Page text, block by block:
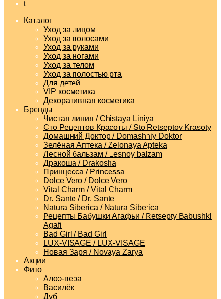
t
Каталог
Уход за лицом
Уход за волосами
Уход за руками
Уход за ногами
Уход за телом
Уход за полостью рта
Для детей
VIP косметика
Декоративная косметика
Бренды
Чистая линия / Chistaya Liniya
Сто Рецептов Красоты / Sto Retseptov Krasoty
Домашний Доктор / Domashniy Doktor
Зелёная Аптека / Zelonaya Apteka
Лесной бальзам / Lesnoy balzam
Дракоша / Drakosha
Принцесса / Princessa
Dolce Vero / Dolce Vero
Vital Charm / Vital Charm
Dr. Sante / Dr. Sante
Natura Siberica / Natura Siberica
Рецепты Бабушки Агафьи / Retsepty Babushki
Agafi
Bad Girl / Bad Girl
LUX-VISAGE / LUX-VISAGE
Новая Заря / Novaya Zarya
Акции
Фито
Алоэ-вера
Василёк
Дуб